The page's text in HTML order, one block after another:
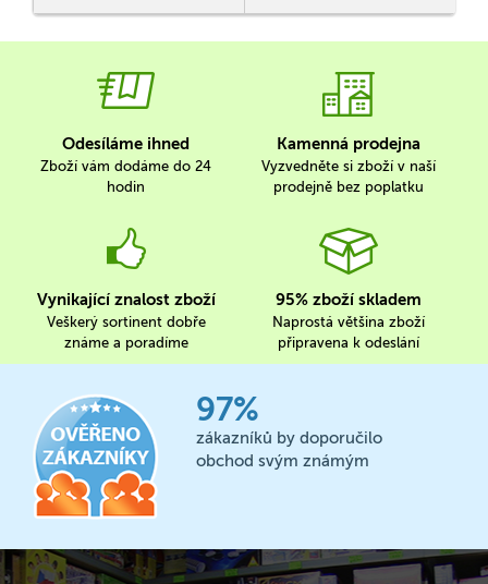
Odesíláme ihned
Zboží vám dodáme do 24
hodin
Kamenná prodejna
Vyzvedněte si zboží v naší
prodejně bez poplatku
Vynikající znalost zboží
Veškerý sortinent dobře
známe a poradíme
95% zboží skladem
Naprostá většina zboží
připravena k odeslání
97%
zákazníků by doporučilo
obchod svým známým